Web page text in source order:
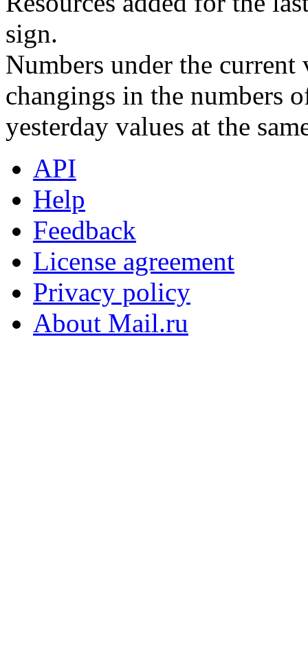
sign.
Numbers under the
changings in the numbers
yesterday values at the
API
Help
Feedback
License agreement
Privacy policy
About Mail.ru